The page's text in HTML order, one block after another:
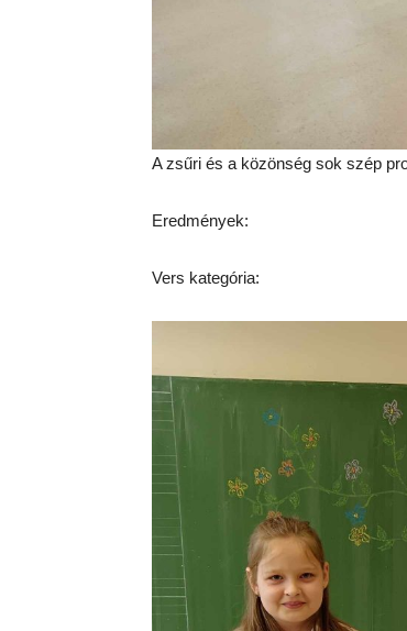
A zsűri és a közönség sok szép
Eredmények:
Vers kategória: